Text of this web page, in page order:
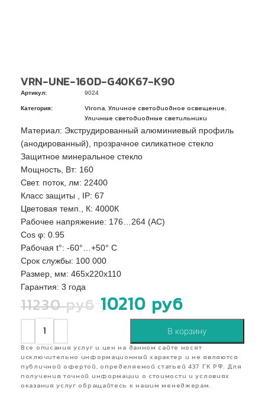
VRN-UNE-160D-G40K67-K90
Артикул: 9024
Категория: Virona Уличное светодиодное освещение
Уличные светодиодные светильники
Материал: Экструдированный алюминиевый профиль
(анодированный), прозрачное силикатное стекло
Защитное минеральное стекло
Мощность, Вт: 160
Свет. поток, лм: 22400
Класс защиты , IP: 67
Цветовая темп., К: 4000К
Рабочее напряжение: 176…264 (AС)
Сos φ: 0.95
Рабочая t°: -60°…+50° С
Срок службы: 100 000
Размер, мм: 465х220х110
Гарантия: 3 года
11230руб 10210 руб
В корзину
Все описания услуг и цен на данном сайте носят
исключительно информационный характер и не являются
публичной офертой, определяемой статьей 437 ГК РФ. Для
получения точной информации о стоимости и условиях
оказания услуг обращайтесь к нашим менеджерам.